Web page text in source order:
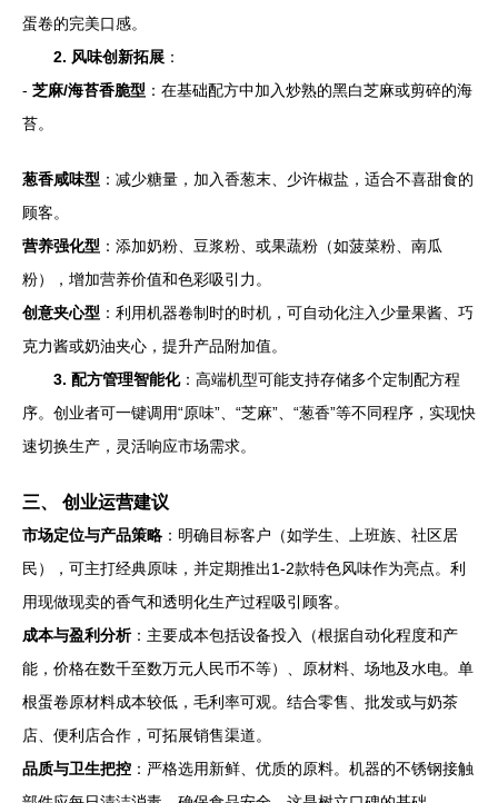
蛋卷的完美口感。
2. 风味创新拓展 ：
- 芝麻/海苔香脆型 ：在基础配方中加入炒熟的黑白芝麻或剪碎的海
苔。
葱香咸味型 ：减少糖量，加入香葱末、少许椒盐，适合不喜甜食的
顾客。
营养强化型 ：添加奶粉、豆浆粉、或果蔬粉（如菠菜粉、南瓜
粉），增加营养价值和色彩吸引力。
创意夹心型 ：利用机器卷制时的时机，可自动化注入少量果酱、巧
克力酱或奶油夹心，提升产品附加值。
3. 配方管理智能化：高端机型可能支持存储多个定制配方程
序。创业者可一键调用“原味”、“芝麻”、“葱香”等不同程序，实现快
速切换生产，灵活响应市场需求。
三、 创业运营建议
市场定位与产品策略 ：明确目标客户（如学生、上班族、社区居
民），可主打经典原味，并定期推出1-2款特色风味作为亮点。利
用现做现卖的香气和透明化生产过程吸引顾客。
成本与盈利分析：主要成本包括设备投入（根据自动化程度和产
能，价格在数千至数万元人民币不等）、原材料、场地及水电。单
根蛋卷原材料成本较低，毛利率可观。结合零售、批发或与奶茶
店、便利店合作，可拓展销售渠道。
品质与卫生把控 ：严格选用新鲜、优质的原料。机器的不锈钢接触